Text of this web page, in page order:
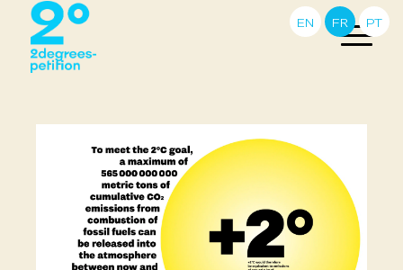
EN FR PT